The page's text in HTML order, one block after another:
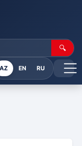
🔍
AZ EN RU